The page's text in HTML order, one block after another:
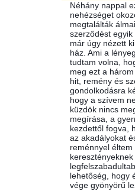
Néhány nappal
nehézséget
megtalálták
szerződést
már úgy nézett
ház. Ami a lénye
tudtam volna,
meg ezt a
hit, remény és
gondolkodásra
hogy a szívem
küzdök nincs
megírása, a
kezdettől fogva,
az akadályokat
reménnyel
lehetőség, hogy
vége gyönyörű